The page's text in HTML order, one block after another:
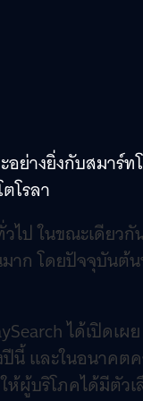
อย่างยิ่งกับสมาร์
โรลา
ไป ในขณะเดียวกั
มาก โดยปัจจุบันต้
ได้เปิดเผย
นี้ และในอนาคต
ห้ผู้บริโภคได้มีตัวเ